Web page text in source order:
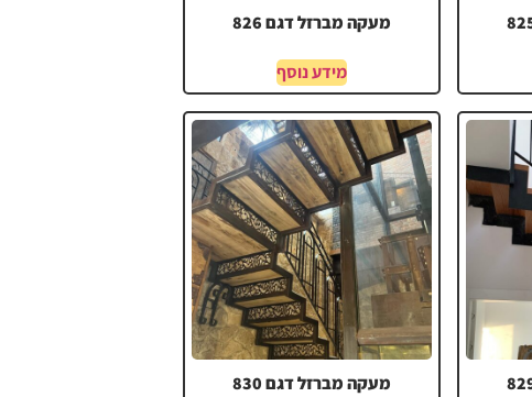
מעקה מברזל דגם 826
מידע נוסף
מעקה מברזל דגם 830